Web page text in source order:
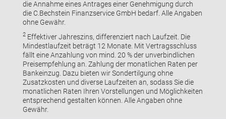
die Annahme eines Antrages einer Genehmigung durch
die C.Bechstein Finanzservice GmbH bedarf. Alle Angaben
ohne Gewähr.
2Effektiver Jahreszins, differenziert nach Laufzeit. Die
Mindestlaufzeit beträgt 12 Monate. Mit Vertragsschluss
fällt eine Anzahlung von mind. 20 % der unverbindlichen
Preisempfehlung an. Zahlung der monatlichen Raten per
Bankeinzug. Dazu bieten wir Sondertilgung ohne
Zusatzkosten und diverse Laufzeiten an, sodass Sie die
monatlichen Raten Ihren Vorstellungen und Möglichkeiten
entsprechend gestalten können. Alle Angaben ohne
Gewähr.